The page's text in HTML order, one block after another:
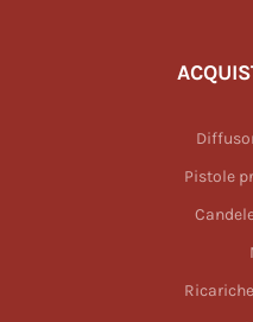
Pistole